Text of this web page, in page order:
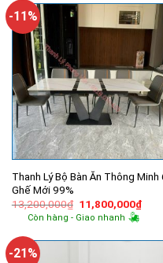
-11%
Thanh Lý Bộ Bàn Ăn Thông Minh
Ghế Mới 99%
13,200,000₫ Giá
gốc
là:
11,800,000₫Giá
hiện
Còn hàng - Giao nhanh
-21%